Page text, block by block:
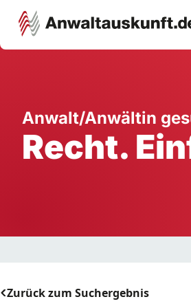
Ausbildung
Anwalt/Anwältin
Recht.
Zurück zum Suchergebnis